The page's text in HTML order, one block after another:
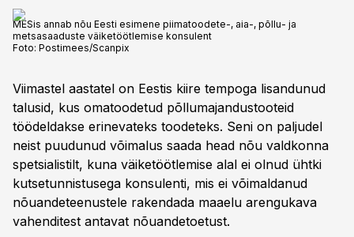
MESis annab nõu Eesti esimene piimatoodete-, aia-, põllu- ja
metsasaaduste väiketöötlemise konsulent
Foto: Postimees/Scanpix
Viimastel aastatel on Eestis kiire tempoga lisandunud
talusid, kus omatoodetud põllumajandustooteid
töödeldakse erinevateks toodeteks. Seni on paljudel
neist puudunud võimalus saada head nõu valdkonna
spetsialistilt, kuna väiketöötlemise alal ei olnud ühtki
kutsetunnistusega konsulenti, mis ei võimaldanud
nõuandeteenustele rakendada maaelu arengukava
vahenditest antavat nõuandetoetust.